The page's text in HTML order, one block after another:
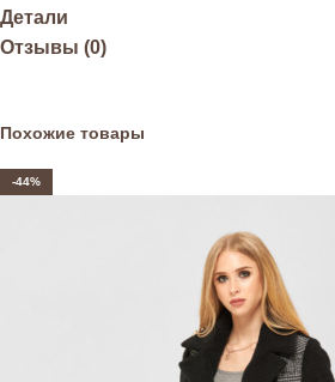
Детали
Отзывы (0)
Похожие товары
-44%